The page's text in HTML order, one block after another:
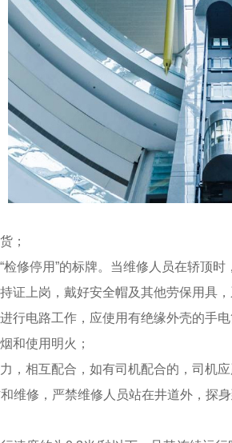
；
停用”的标牌。当维修人员在轿顶时
上岗，戴好安全帽及其他劳保用具，
电路工作，应使用有绝缘外壳的手电
使用明火；
相互配合，如有司机配合的，司机应
修，严禁维修人员站在井道外，探身